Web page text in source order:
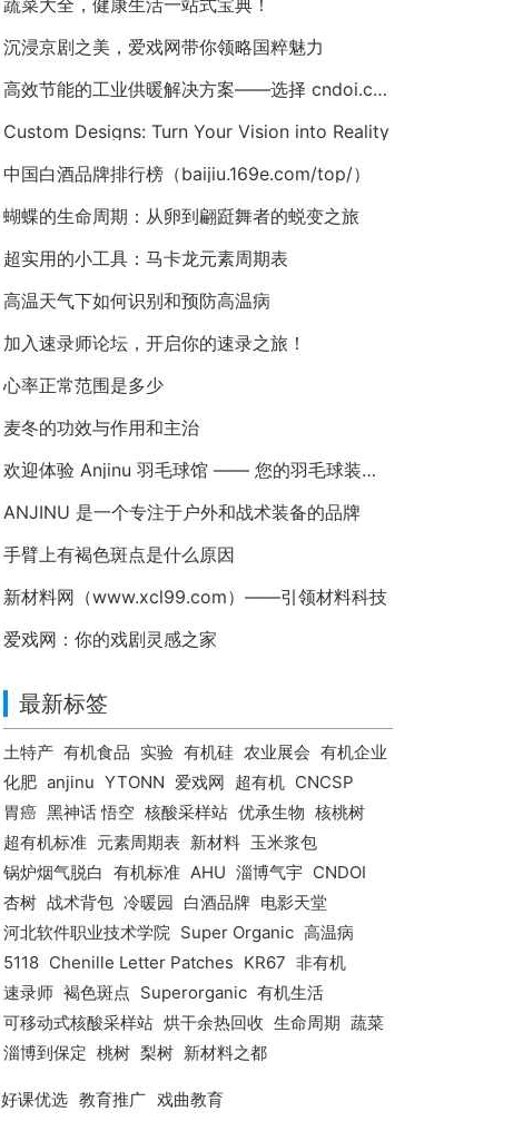
蔬菜大全，健康生活一站式宝典！
沉浸京剧之美，爱戏网带你领略国粹魅力
高效节能的工业供暖解决方案——选择 cndoi.com 的空气对空气换热器与AHU
Custom Designs: Turn Your Vision into Reality
中国白酒品牌排行榜（baijiu.169e.com/top/）
蝴蝶的生命周期：从卵到翩跹舞者的蜕变之旅
超实用的小工具：马卡龙元素周期表
高温天气下如何识别和预防高温病
加入速录师论坛，开启你的速录之旅！
心率正常范围是多少
麦冬的功效与作用和主治
欢迎体验 Anjinu 羽毛球馆 —— 您的羽毛球装备首选！
ANJINU 是一个专注于户外和战术装备的品牌
手臂上有褐色斑点是什么原因
新材料网（www.xcl99.com）——引领材料科技
爱戏网：你的戏剧灵感之家
最新标签
土特产 有机食品 实验 有机硅 农业展会 有机企业
化肥 anjinu YTONN 爱戏网 超有机 CNCSP
胃癌 黑神话 悟空 核酸采样站 优承生物 核桃树
超有机标准 元素周期表 新材料 玉米浆包
锅炉烟气脱白 有机标准 AHU 淄博气宇 CNDOI
杏树 战术背包 冷暖园 白酒品牌 电影天堂
河北软件职业技术学院 Super Organic 高温病
5118 Chenille Letter Patches KR67 非有机
速录师 褐色斑点 Superorganic 有机生活
可移动式核酸采样站 烘干余热回收 生命周期 蔬菜
淄博到保定 桃树 梨树 新材料之都
好课优选 教育推广 戏曲教育